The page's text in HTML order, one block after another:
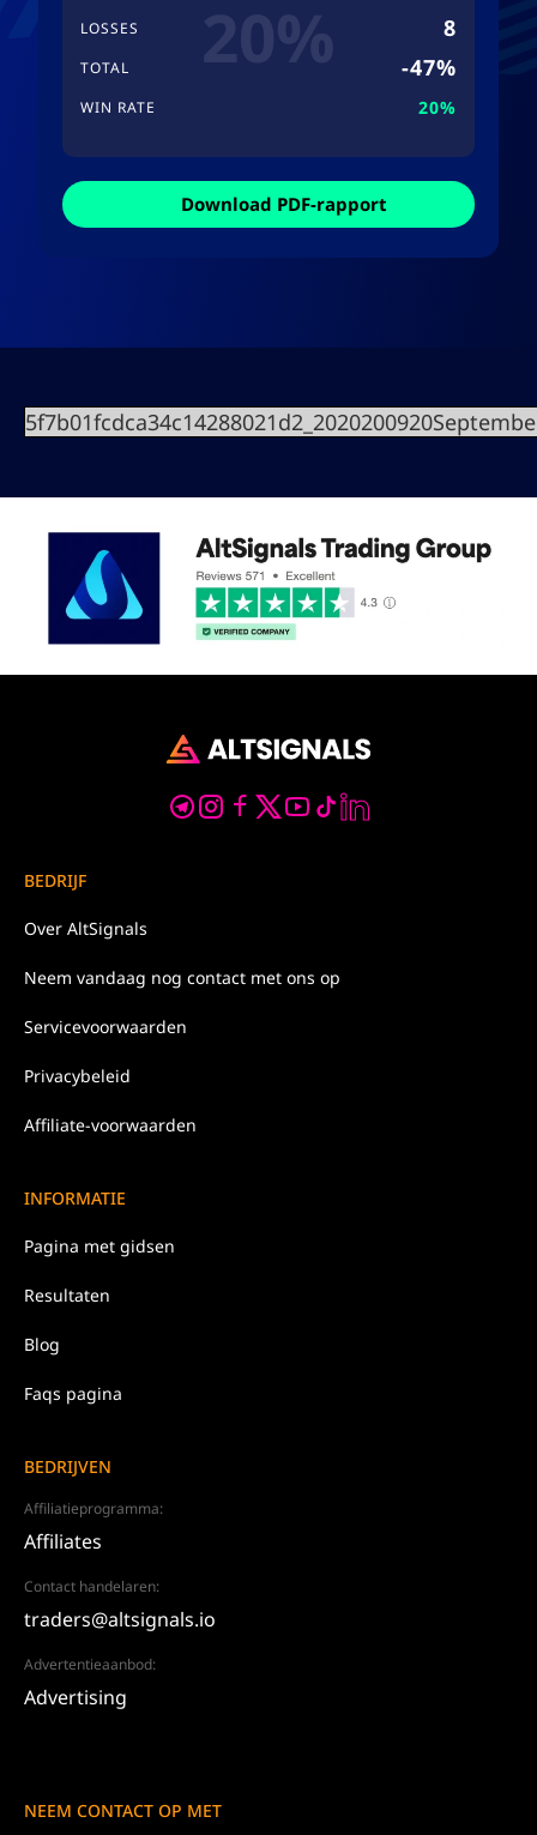
LOSSES 8
TOTAL -47%
WIN RATE 20%
Download PDF-rapport
BEDRIJF
Over AltSignals
Neem vandaag nog contact met ons op
Servicevoorwaarden
Privacybeleid
Affiliate-voorwaarden
INFORMATIE
Pagina met gidsen
Resultaten
Blog
Faqs pagina
BEDRIJVEN
Affiliatieprogramma:
Affiliates
Contact handelaren:
traders@altsignals.io
Advertentieaanbod:
Advertising
NEEM CONTACT OP MET